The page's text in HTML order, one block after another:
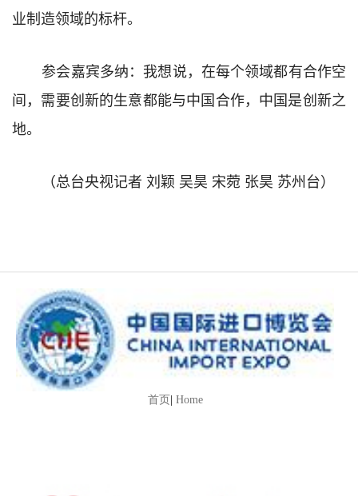
业制造领域的标杆。
参会嘉宾多纳：我想说，在每个领域都有合作空
间，需要创新的生意都能与中国合作，中国是创新之
地。
（总台央视记者 刘颖 吴昊 宋菀 张昊 苏州台）
首页| Home